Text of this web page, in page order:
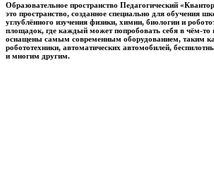
Образовательное пространство Педагогический
это пространство, созданное специально для обучения
углублённого изучения физики, химии, биологии и
площадок, где каждый может попробовать себя в чём-
оснащены самым современным оборудованием, таким
робототехники, автоматических автомобилей,
и многим другим.